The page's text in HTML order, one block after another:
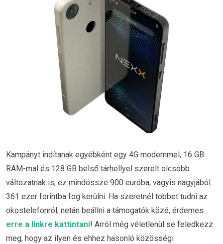
Kampányt indítanak egyébként egy 4G modemmel, 16 GB
RAM-mal és 128 GB belső tárhellyel szerelt olcsóbb
változatnak is, ez mindössze 900 euróba, vagyis nagyjából
361 ezer forintba fog kerülni. Ha szeretnél többet tudni az
okostelefonról, netán beállni a támogatók közé, érdemes
erre a linkre kattintani! Arról még véletlenül se feledkezz
meg, hogy az ilyen és ehhez hasonló közösségi